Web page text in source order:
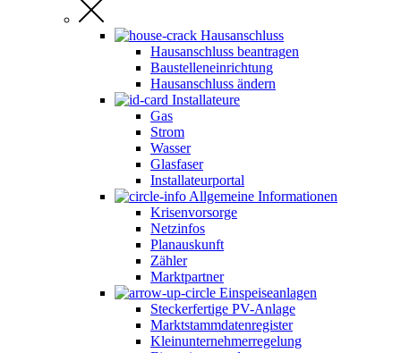
Hausanschluss
Hausanschluss beantragen
Baustelleneinrichtung
Hausanschluss ändern
Installateure
Gas
Strom
Wasser
Glasfaser
Installateurportal
Allgemeine Informationen
Krisenvorsorge
Netzinfos
Planauskunft
Zähler
Marktpartner
Einspeiseanlagen
Steckerfertige PV-Anlage
Marktstammdatenregister
Kleinunternehmerregelung